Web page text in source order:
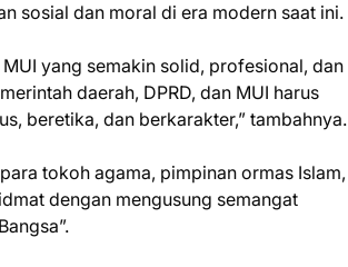
sosial dan moral di era modern saat ini.
yang semakin solid, profesional, dan
daerah, DPRD, dan MUI harus
beretika, dan berkarakter,” tambahnya.
tokoh agama, pimpinan ormas Islam,
dengan mengusung semangat